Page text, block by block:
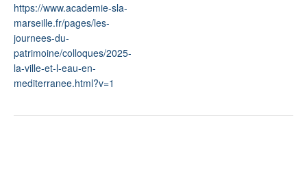
https://www.academie-sla-
marseille.fr/pages/les-
journees-du-
patrimoine/colloques/2025-
la-ville-et-l-eau-en-
mediterranee.html?v=1